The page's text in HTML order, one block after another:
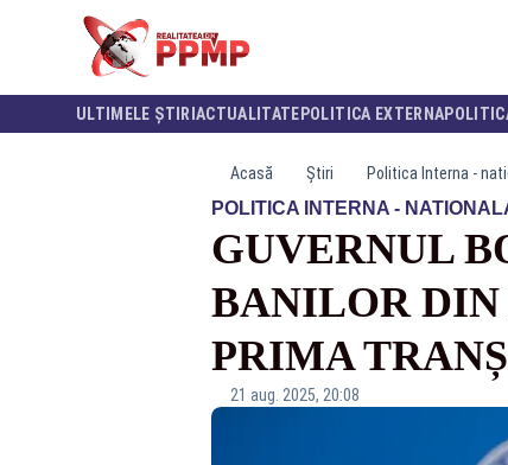
ULTIMELE ȘTIRI ACTUALITATE POLITICA EXTERNA
Acasă Știri Politica Interna -
POLITICA INTERNA -
GUVERNUL
BANILOR DIN
PRIMA
21 aug. 2025, 20:08